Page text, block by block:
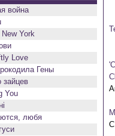
война
New York
Love
Гены
зайцев
You
любя